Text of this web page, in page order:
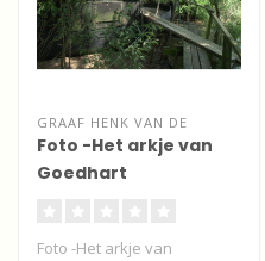
GRAAF HENK VAN DE
Foto -Het arkje van
Goedhart
Foto -Het arkje van